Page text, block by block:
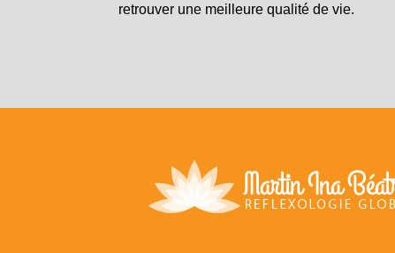
retrouver une meilleure qualité de vie.